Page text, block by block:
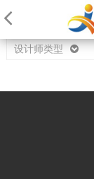
当前位置： 首页 设计师
设计师类型